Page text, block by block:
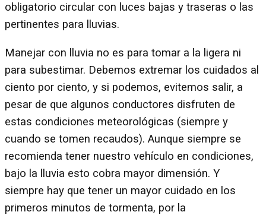
obligatorio circular con luces bajas y traseras o las
pertinentes para lluvias.
Manejar con lluvia no es para tomar a la ligera ni
para subestimar. Debemos extremar los cuidados al
ciento por ciento, y si podemos, evitemos salir, a
pesar de que algunos conductores disfruten de
estas condiciones meteorológicas (siempre y
cuando se tomen recaudos). Aunque siempre se
recomienda tener nuestro vehículo en condiciones,
bajo la lluvia esto cobra mayor dimensión. Y
siempre hay que tener un mayor cuidado en los
primeros minutos de tormenta, por la